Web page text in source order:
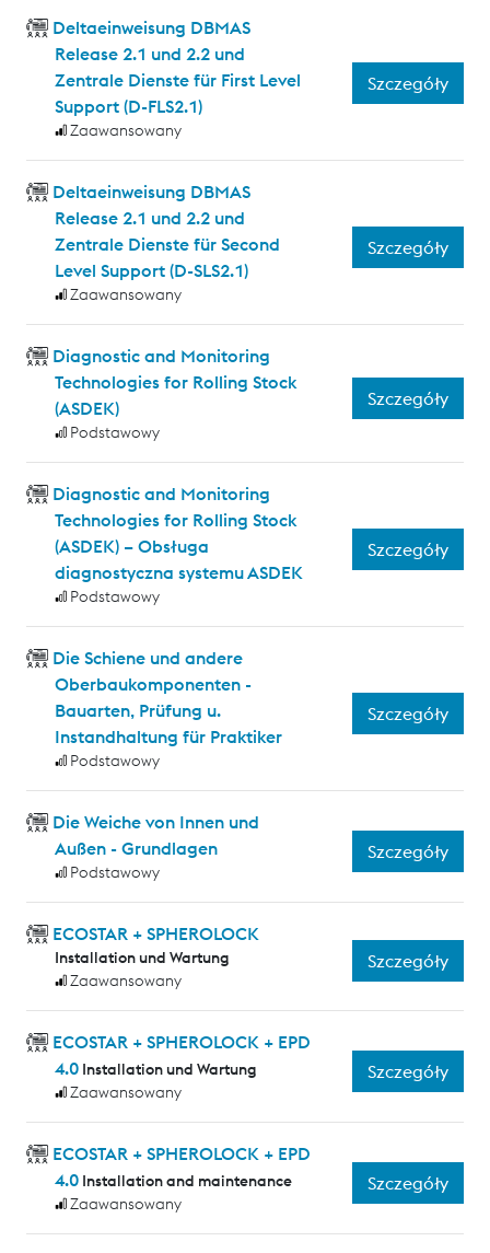
Deltaeinweisung DBMAS
Release 2.1 und 2.2 und
Zentrale Dienste für First Level
Support (D-FLS2.1)
Zaawansowany
Szczegóły
Deltaeinweisung DBMAS
Release 2.1 und 2.2 und
Zentrale Dienste für Second
Level Support (D-SLS2.1)
Zaawansowany
Szczegóły
Diagnostic and Monitoring
Technologies for Rolling Stock
(ASDEK)
Podstawowy
Szczegóły
Diagnostic and Monitoring
Technologies for Rolling Stock
(ASDEK) – Obsługa
diagnostyczna systemu ASDEK
Podstawowy
Szczegóły
Die Schiene und andere
Oberbaukomponenten -
Bauarten, Prüfung u.
Instandhaltung für Praktiker
Podstawowy
Szczegóły
Die Weiche von Innen und
Außen - Grundlagen
Podstawowy
Szczegóły
ECOSTAR + SPHEROLOCK
Installation und Wartung
Zaawansowany
Szczegóły
ECOSTAR + SPHEROLOCK + EPD
4.0 Installation und Wartung
Zaawansowany
Szczegóły
ECOSTAR + SPHEROLOCK + EPD
4.0 Installation and maintenance
Zaawansowany
Szczegóły